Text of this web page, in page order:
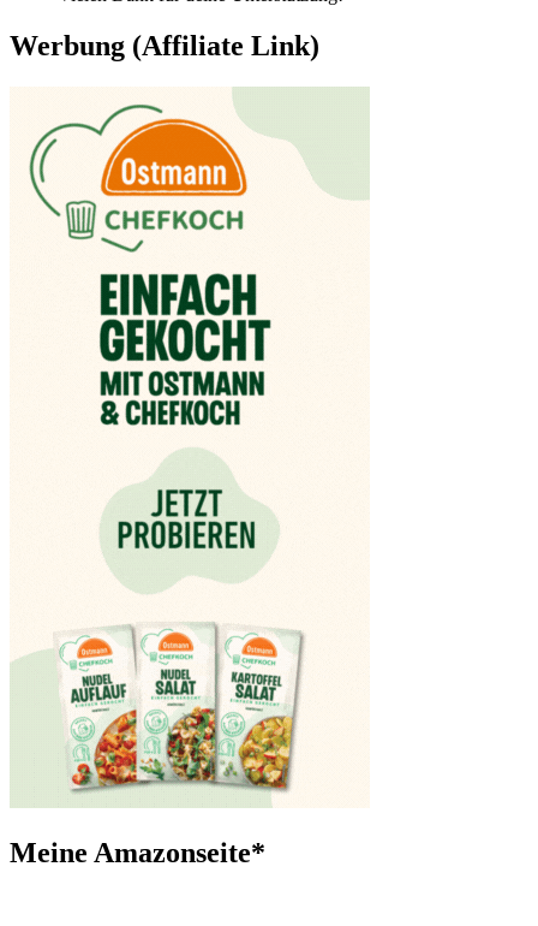
Werbung (Affiliate Link)
Meine Amazonseite*